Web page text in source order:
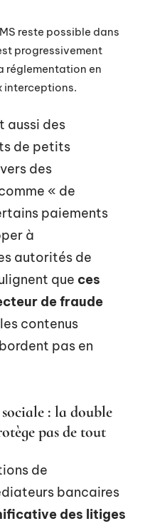
reste possible dans
progressivement
réglementation en
interceptions.
aussi des
de petits
des
« de
paiements
à
autorités de
que ces
de fraude
contenus
pas en
: la double
pas de tout
de
bancaires
des litiges